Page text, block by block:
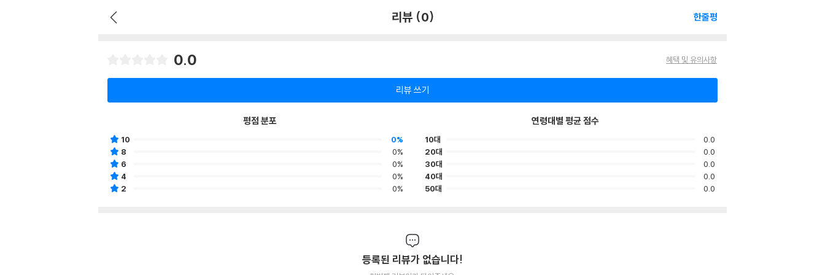
리뷰 (0) 한줄평
0.0 혜택 및 유의사항
리뷰 쓰기
평점 분포
10
0%
8
0%
6
0%
4
0%
2
0%
연령대별 평균 점수
10대
0.0
20대
0.0
30대
0.0
40대
0.0
50대
0.0
등록된 리뷰가 없습니다!